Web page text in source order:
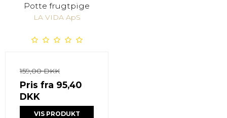
Potte frugtpige
LA VIDA ApS
159,00 DKK
Pris fra 95,40
DKK
VIS PRODUKT